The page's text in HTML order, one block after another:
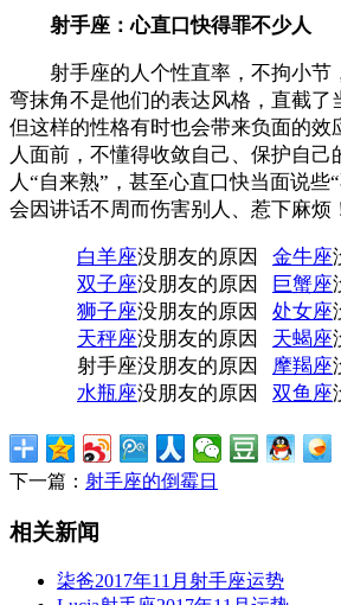
射手座：心直口快得罪不少人
射手座的人个性直率，不拘小节
弯抹角不是他们的表达风格，直截了
但这样的性格有时也会带来负面的效
人面前，不懂得收敛自己、保护自己
人“自来熟”，甚至心直口快当面说些
会因讲话不周而伤害别人、惹下麻烦
白羊座没朋友的原因 金牛座
双子座没朋友的原因 巨蟹座
狮子座没朋友的原因 处女座
天秤座没朋友的原因 天蝎座
射手座没朋友的原因 摩羯座
水瓶座没朋友的原因 双鱼座
下一篇： 射手座的倒霉日
相关新闻
柒爸2017年11月射手座运势